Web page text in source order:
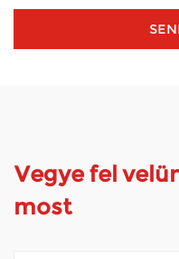
Vegye fel
most